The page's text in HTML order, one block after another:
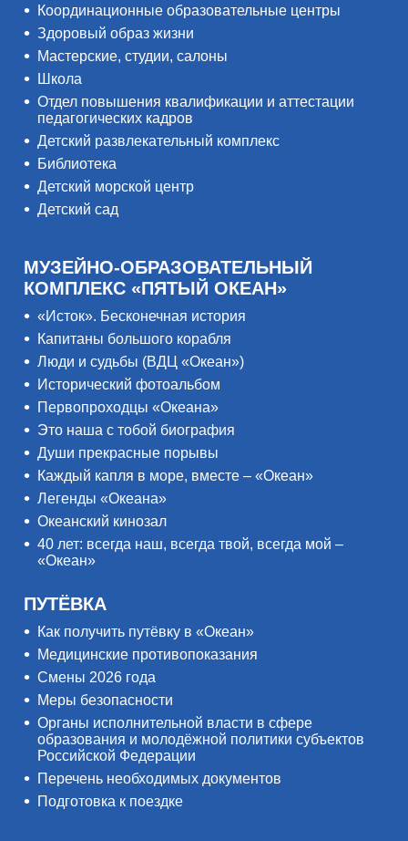
Координационные образовательные центры
Здоровый образ жизни
Мастерские, студии, салоны
Школа
Отдел повышения квалификации и аттестации
педагогических кадров
Детский развлекательный комплекс
Библиотека
Детский морской центр
Детский сад
МУЗЕЙНО-ОБРАЗОВАТЕЛЬНЫЙ
КОМПЛЕКС «ПЯТЫЙ ОКЕАН»
«Исток». Бесконечная история
Капитаны большого корабля
Люди и судьбы (ВДЦ «Океан»)
Исторический фотоальбом
Первопроходцы «Океана»
Это наша с тобой биография
Души прекрасные порывы
Каждый капля в море, вместе – «Океан»
Легенды «Океана»
Океанский кинозал
40 лет: всегда наш, всегда твой, всегда мой –
«Океан»
ПУТЁВКА
Как получить путёвку в «Океан»
Медицинские противопоказания
Смены 2026 года
Меры безопасности
Органы исполнительной власти в сфере
образования и молодёжной политики субъектов
Российской Федерации
Перечень необходимых документов
Подготовка к поездке